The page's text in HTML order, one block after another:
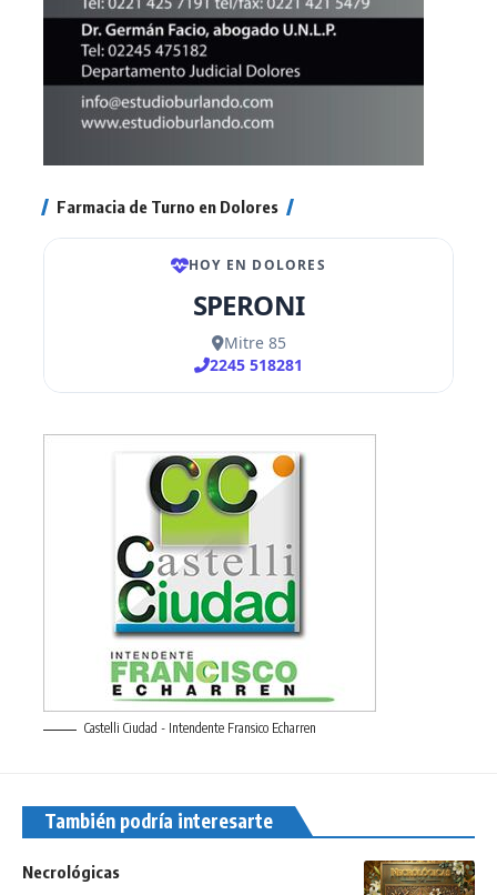
Farmacia de Turno en Dolores
Castelli Ciudad - Intendente Fransico Echarren
También podría interesarte
Necrológicas